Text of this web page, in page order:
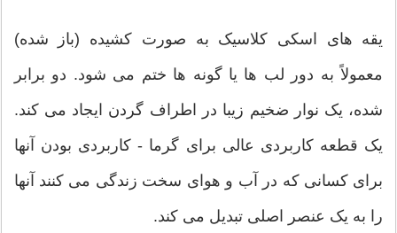
یقه های اسکی کلاسیک به صورت کشیده (باز شده)
معمولاً به دور لب ها یا گونه ها ختم می شود. دو برابر
شده، یک نوار ضخیم زیبا در اطراف گردن ایجاد می کند.
یک قطعه کاربردی عالی برای گرما - کاربردی بودن آنها
برای کسانی که در آب و هوای سخت زندگی می کنند آنها
را به یک عنصر اصلی تبدیل می کند.